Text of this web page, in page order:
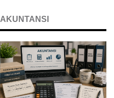
AKUNTANSI